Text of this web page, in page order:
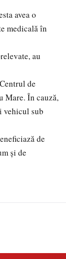
avea o
medicală în
au
de
Mare. În cauză,
vehicul sub
de
și de